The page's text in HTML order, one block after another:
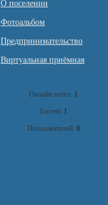
О поселении
Фотоальбом
Предпринимательство
Виртуальная приёмная
Онлайн всего: 1
Гостей: 1
Пользователей: 0